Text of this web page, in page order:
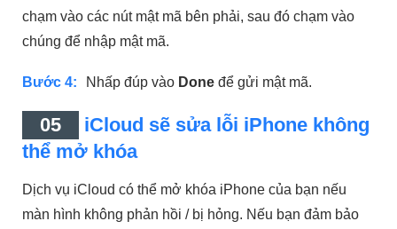
chạm vào các nút mật mã bên phải, sau đó chạm vào
chúng để nhập mật mã.
Bước 4: Nhấp đúp vào Done để gửi mật mã.
05
iCloud sẽ sửa lỗi iPhone không
thể mở khóa
Dịch vụ iCloud có thể mở khóa iPhone của bạn nếu
màn hình không phản hồi / bị hỏng. Nếu bạn đảm bảo